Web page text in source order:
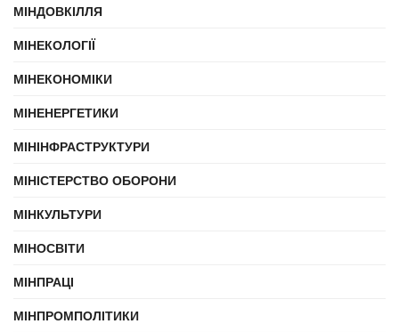
МІНДОВКІЛЛЯ
МІНЕКОЛОГІЇ
МІНЕКОНОМІКИ
МІНЕНЕРГЕТИКИ
МІНІНФРАСТРУКТУРИ
МІНІСТЕРСТВО ОБОРОНИ
МІНКУЛЬТУРИ
МІНОСВІТИ
МІНПРАЦІ
МІНПРОМПОЛІТИКИ